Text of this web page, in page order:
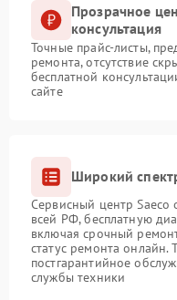
Прозрачное
консультация
Точные прайс-листы,
ремонта, отсутствие
бесплатной
сайте
Широкий
Сервисный центр Saeco
всей РФ, бесплатную
включая срочный
статус ремонта онлайн.
постгарантийное
службы техники